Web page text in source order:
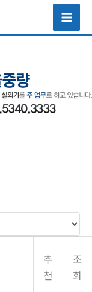
추
천
조
회